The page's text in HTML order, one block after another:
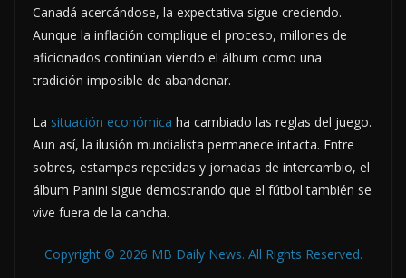
Canadá acercándose, la expectativa sigue creciendo.
Aunque la inflación complique el proceso, millones de
aficionados continúan viendo el álbum como una
tradición imposible de abandonar.
La situación económica ha cambiado las reglas del juego.
Aun así, la ilusión mundialista permanece intacta. Entre
sobres, estampas repetidas y jornadas de intercambio, el
álbum Panini sigue demostrando que el fútbol también se
vive fuera de la cancha.
Copyright © 2026 MB Daily News. All Rights Reserved.